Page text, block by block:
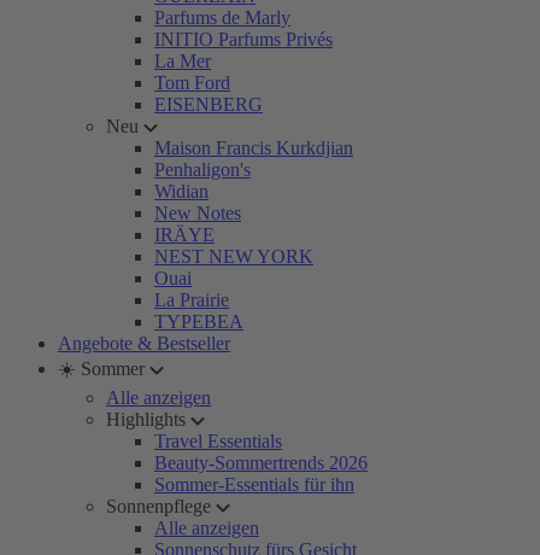
Parfums de Marly
INITIO Parfums Privés
La Mer
Tom Ford
EISENBERG
Neu
Maison Francis Kurkdjian
Penhaligon's
Widian
New Notes
IRÄYE
NEST NEW YORK
Ouai
La Prairie
TYPEBEA
Angebote & Bestseller
☀️ Sommer
Alle anzeigen
Highlights
Travel Essentials
Beauty-Sommertrends 2026
Sommer-Essentials für ihn
Sonnenpflege
Alle anzeigen
Sonnenschutz fürs Gesicht